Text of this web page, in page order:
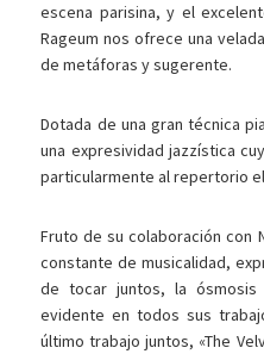
escena parisina, y el
Rageum nos ofrece una
de metáforas y sugerente.
Dotada de una gran técnica
una expresividad jazzística
particularmente al repertorio
Fruto de su colaboración con
constante de musicalidad,
de tocar juntos, la
evidente en todos sus
último trabajo juntos, «The